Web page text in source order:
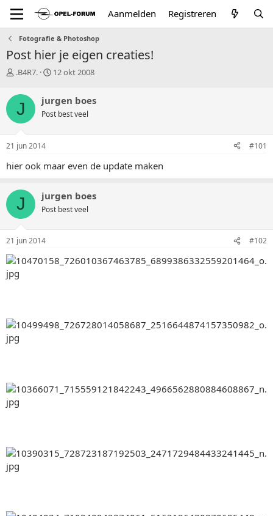
Aanmelden Registreren
Fotografie & Photoshop
Post hier je eigen creaties!
T
p
c
s
a
t
e
r
.B4R7.
S
r
t
a
m
12 okt 2008
J jurgen boes
Post best veel
21 jun 2014 #101
hier ook maar even de update maken
J jurgen boes
Post best veel
21 jun 2014 #102